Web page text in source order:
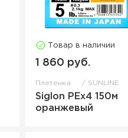
Товар в наличии
1 860 руб.
Плетенка SUNLINE
Siglon PEx4 150м
оранжевый